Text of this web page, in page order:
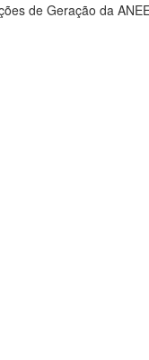
de Geração da